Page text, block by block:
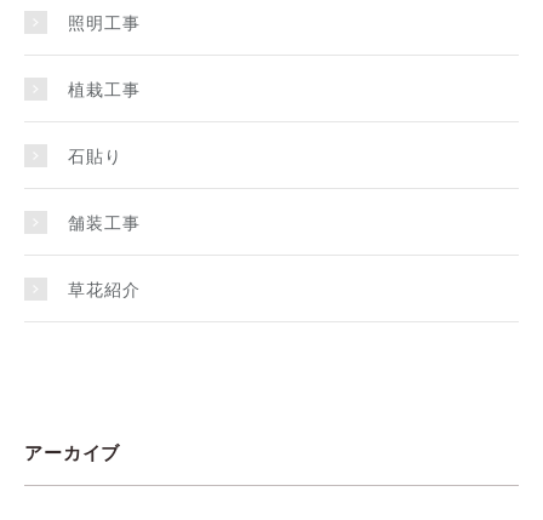
照明工事
植栽工事
石貼り
舗装工事
草花紹介
アーカイブ